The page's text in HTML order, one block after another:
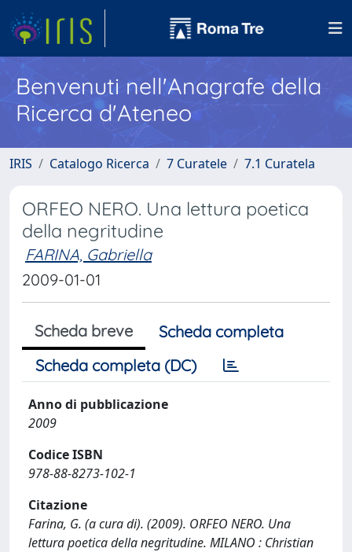
Benvenuti nell'Anagrafe della
Ricerca d'Ateneo
IRIS Catalogo Ricerca 7 Curatele 7.1 Curatela
ORFEO NERO. Una lettura poetica
della negritudine
FARINA, Gabriella
2009-01-01
Scheda breve
Scheda completa
Scheda completa (DC)
Anno di pubblicazione
2009
Codice ISBN
978-88-8273-102-1
Citazione
Farina, G. (a cura di). (2009). ORFEO NERO. Una
lettura poetica della negritudine. MILANO : Christian